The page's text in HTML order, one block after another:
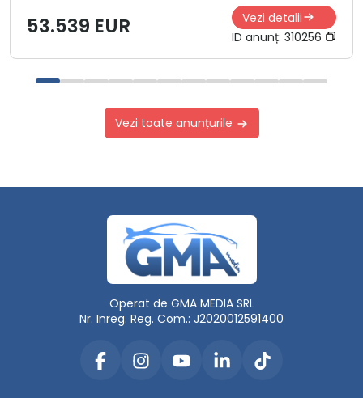
53.539 EUR
Vezi detalii
ID anunț: 310256
Vezi toate anunțurile
Operat de GMA MEDIA SRL
Nr. Inreg. Reg. Com.: J2020012591400